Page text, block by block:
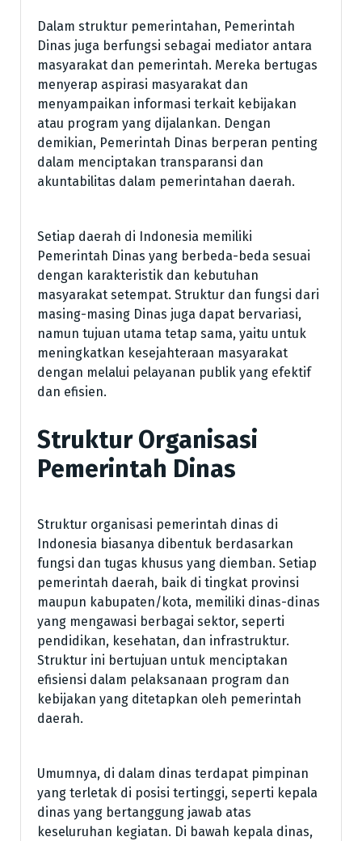
Dalam struktur pemerintahan, Pemerintah
Dinas juga berfungsi sebagai mediator antara
masyarakat dan pemerintah. Mereka bertugas
menyerap aspirasi masyarakat dan
menyampaikan informasi terkait kebijakan
atau program yang dijalankan. Dengan
demikian, Pemerintah Dinas berperan penting
dalam menciptakan transparansi dan
akuntabilitas dalam pemerintahan daerah.
Setiap daerah di Indonesia memiliki
Pemerintah Dinas yang berbeda-beda sesuai
dengan karakteristik dan kebutuhan
masyarakat setempat. Struktur dan fungsi dari
masing-masing Dinas juga dapat bervariasi,
namun tujuan utama tetap sama, yaitu untuk
meningkatkan kesejahteraan masyarakat
dengan melalui pelayanan publik yang efektif
dan efisien.
Struktur Organisasi
Pemerintah Dinas
Struktur organisasi pemerintah dinas di
Indonesia biasanya dibentuk berdasarkan
fungsi dan tugas khusus yang diemban. Setiap
pemerintah daerah, baik di tingkat provinsi
maupun kabupaten/kota, memiliki dinas-dinas
yang mengawasi berbagai sektor, seperti
pendidikan, kesehatan, dan infrastruktur.
Struktur ini bertujuan untuk menciptakan
efisiensi dalam pelaksanaan program dan
kebijakan yang ditetapkan oleh pemerintah
daerah.
Umumnya, di dalam dinas terdapat pimpinan
yang terletak di posisi tertinggi, seperti kepala
dinas yang bertanggung jawab atas
keseluruhan kegiatan. Di bawah kepala dinas,